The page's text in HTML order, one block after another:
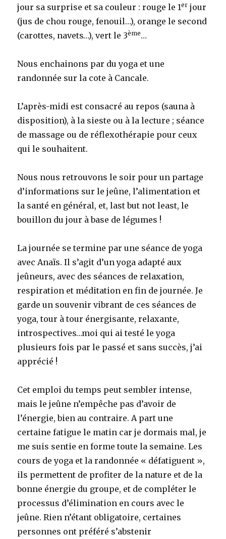
jour sa surprise et sa couleur : rouge le 1er jour
(jus de chou rouge, fenouil…), orange le second
(carottes, navets…), vert le 3ème…
Nous enchainons par du yoga et une
randonnée sur la cote à Cancale.
L’après-midi est consacré au repos (sauna à
disposition), à la sieste ou à la lecture ; séance
de massage ou de réflexothérapie pour ceux
qui le souhaitent.
Nous nous retrouvons le soir pour un partage
d’informations sur le jeûne, l’alimentation et
la santé en général, et, last but not least, le
bouillon du jour à base de légumes !
La journée se termine par une séance de yoga
avec Anaïs. Il s’agit d’un yoga adapté aux
jeûneurs, avec des séances de relaxation,
respiration et méditation en fin de journée. Je
garde un souvenir vibrant de ces séances de
yoga, tour à tour énergisante, relaxante,
introspectives…moi qui ai testé le yoga
plusieurs fois par le passé et sans succès, j’ai
apprécié !
Cet emploi du temps peut sembler intense,
mais le jeûne n’empêche pas d’avoir de
l’énergie, bien au contraire. A part une
certaine fatigue le matin car je dormais mal, je
me suis sentie en forme toute la semaine. Les
cours de yoga et la randonnée « défatiguent »,
ils permettent de profiter de la nature et de la
bonne énergie du groupe, et de compléter le
processus d’élimination en cours avec le
jeûne. Rien n’étant obligatoire, certaines
personnes ont préféré s’abstenir